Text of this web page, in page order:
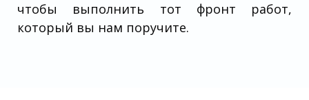
чтобы выполнить тот фронт работ,
который вы нам поручите.